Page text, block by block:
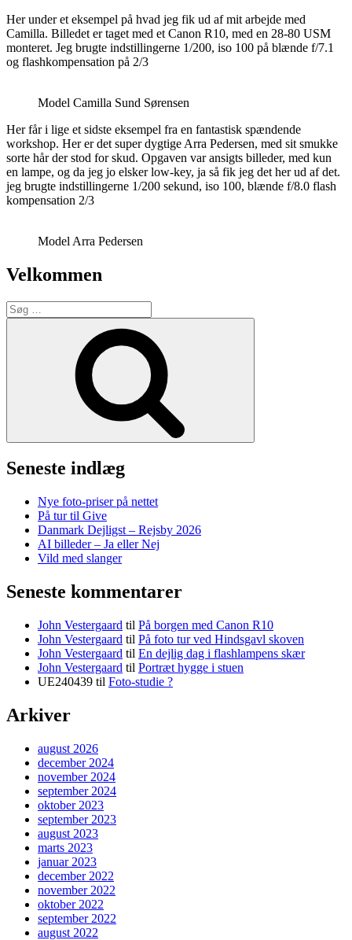
Her under et eksempel på hvad jeg fik ud af mit arbejde med
Camilla. Billedet er taget med et Canon R10, med en 28-80 USM
monteret. Jeg brugte indstillingerne 1/200, iso 100 på blænde f/7.1
og flashkompensation på 2/3
Model Camilla Sund Sørensen
Her får i lige et sidste eksempel fra en fantastisk spændende
workshop. Her er det super dygtige Arra Pedersen, med sit smukke
sorte hår der stod for skud. Opgaven var ansigts billeder, med kun
en lampe, og da jeg jo elsker low-key, ja så fik jeg det her ud af det.
jeg brugte indstillingerne 1/200 sekund, iso 100, blænde f/8.0 flash
kompensation 2/3
Model Arra Pedersen
Velkommen
Søg
efter:
Seneste indlæg
Nye foto-priser på nettet
På tur til Give
Danmark Dejligst – Rejsby 2026
AI billeder – Ja eller Nej
Vild med slanger
Seneste kommentarer
John Vestergaard til På borgen med Canon R10
John Vestergaard til På foto tur ved Hindsgavl skoven
John Vestergaard til En dejlig dag i flashlampens skær
John Vestergaard til Portræt hygge i stuen
UE240439 til Foto-studie ?
Arkiver
august 2026
december 2024
november 2024
september 2024
oktober 2023
september 2023
august 2023
marts 2023
januar 2023
december 2022
november 2022
oktober 2022
september 2022
august 2022